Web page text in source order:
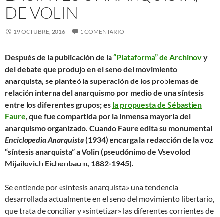
DE VOLIN
19 OCTUBRE, 2016 1 COMENTARIO
Después de la publicación de la“Plataforma” de Archinovy
del debate que produjo en el seno del movimiento
anarquista, se planteó la superación de los problemas de
relación interna del anarquismo por medio de una síntesis
entre los diferentes grupos; es la propuesta de Sébastien
Faure, que fue compartida por la inmensa mayoría del
anarquismo organizado. Cuando Faure edita su monumental
Enciclopedia Anarquista(1934) encarga la redacción de la voz
“síntesis anarquista” a Volin (pseudónimo de Vsevolod
Mijailovich Eichenbaum, 1882-1945).
Se entiende por «síntesis anarquista» una tendencia
desarrollada actualmente en el seno del movimiento libertario,
que trata de conciliar y «sintetizar» las diferentes corrientes de